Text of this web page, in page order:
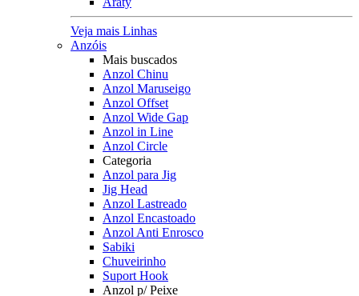
Veja mais Linhas
Anzóis
Mais buscados
Anzol Chinu
Anzol Maruseigo
Anzol Offset
Anzol Wide Gap
Anzol in Line
Anzol Circle
Categoria
Anzol para Jig
Jig Head
Anzol Lastreado
Anzol Encastoado
Anzol Anti Enrosco
Sabiki
Chuveirinho
Suport Hook
Anzol p/ Peixe